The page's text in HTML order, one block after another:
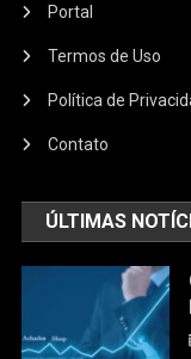
Portal
Termos de Uso
Política de
Contato
ÚLTIMAS